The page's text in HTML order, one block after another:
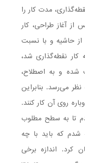
مدت کار را
پس از آغاز طراحی، کار
حاشیه و با نسبت
نقطه‌گذاری شد،
شده و به اصطلاح،
می‌رسد. بنابراین
روی آن کار کنند.
تا به سطح مطلوب
شدم که باید با چه
کرد. اندازه برخی